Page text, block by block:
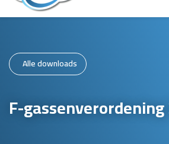
Alle downloads
F-